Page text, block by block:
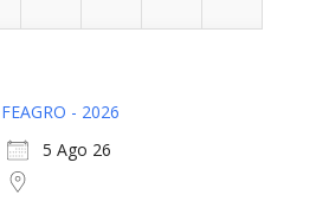
FEAGRO - 2026
5 Ago 26